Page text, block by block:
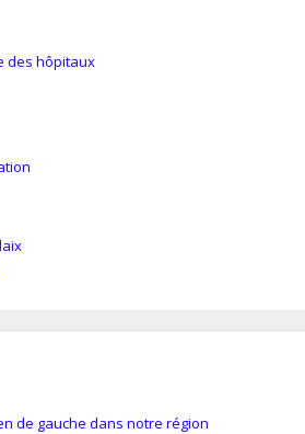
des hôpitaux
de gauche dans notre région